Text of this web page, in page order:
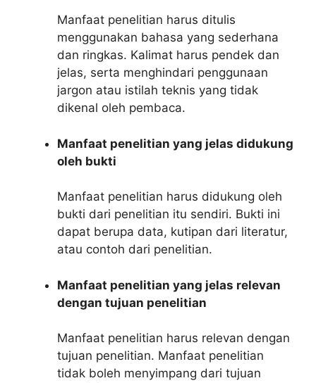
Manfaat penelitian harus ditulis
menggunakan bahasa yang sederhana
dan ringkas. Kalimat harus pendek dan
jelas, serta menghindari penggunaan
jargon atau istilah teknis yang tidak
dikenal oleh pembaca.
Manfaat penelitian yang jelas didukung
oleh bukti
Manfaat penelitian harus didukung oleh
bukti dari penelitian itu sendiri. Bukti ini
dapat berupa data, kutipan dari literatur,
atau contoh dari penelitian.
Manfaat penelitian yang jelas relevan
dengan tujuan penelitian
Manfaat penelitian harus relevan dengan
tujuan penelitian. Manfaat penelitian
tidak boleh menyimpang dari tujuan